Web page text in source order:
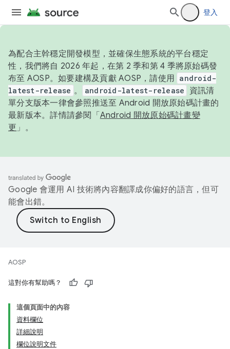
登入
為配合主幹穩定開發模型，並確保生態系統的平台穩定
性，我們將自 2026 年起，在第 2 季和第 4 季將原始碼發
布至 AOSP。如要建構及貢獻 AOSP，請使用 android-
latest-release 。 android-latest-release
資訊清
單分支版本一律會參照推送至 Android 開放原始碼計畫的
最新版本。詳情請參閱「 Android 開放原始碼計畫變
更 」。
Google 會運用 AI 技術將內容翻譯成你偏好的語言，但可
能會出錯。
AOSP
這對你有幫助嗎？
這個頁面中的內容
資料欄位
詳細說明
欄位說明文件